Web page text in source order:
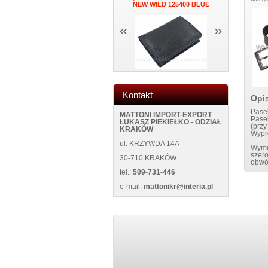
NEW WILD 125400 BLUE
ŚCIANĘ
« »
Kontakt
MATTONI IMPORT-EXPORT
ŁUKASZ PIEKIEŁKO - ODZIAŁ
KRAKÓW
ul. KRZYWDA 14A
30-710 KRAKÓW
tel.: 509-731-446
e-mail: mattonikr@interia.pl
(przy